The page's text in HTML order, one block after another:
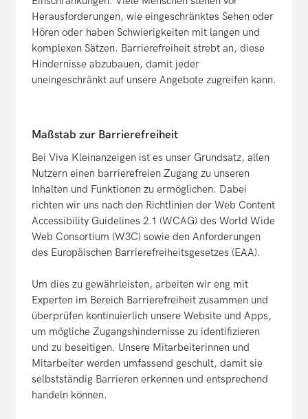
Herausforderungen, wie eingeschränktes Sehen oder
Hören oder haben Schwierigkeiten mit langen und
komplexen Sätzen. Barrierefreiheit strebt an, diese
Hindernisse abzubauen, damit jeder
uneingeschränkt auf unsere Angebote zugreifen kann.
Maßstab zur Barrierefreiheit
Bei Viva Kleinanzeigen ist es unser Grundsatz, allen
Nutzern einen barrierefreien Zugang zu unseren
Inhalten und Funktionen zu ermöglichen. Dabei
richten wir uns nach den Richtlinien der Web Content
Accessibility Guidelines 2.1 (WCAG) des World Wide
Web Consortium (W3C) sowie den Anforderungen
des Europäischen Barrierefreiheitsgesetzes (EAA).
Um dies zu gewährleisten, arbeiten wir eng mit
Experten im Bereich Barrierefreiheit zusammen und
überprüfen kontinuierlich unsere Website und Apps,
um mögliche Zugangshindernisse zu identifizieren
und zu beseitigen. Unsere Mitarbeiterinnen und
Mitarbeiter werden umfassend geschult, damit sie
selbstständig Barrieren erkennen und entsprechend
handeln können.